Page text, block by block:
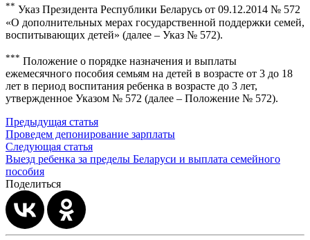
** Указ Президента Республики Беларусь от 09.12.2014 № 572
«О дополнительных мерах государственной поддержки семей,
воспитывающих детей» (далее – Указ № 572).
*** Положение о порядке назначения и выплаты
ежемесячного пособия семьям на детей в возрасте от 3 до 18
лет в период воспитания ребенка в возрасте до 3 лет,
утвержденное Указом № 572 (далее – Положение № 572).
Предыдущая статья
Проведем депонирование зарплаты
Следующая статья
Выезд ребенка за пределы Беларуси и выплата семейного
пособия
Поделиться